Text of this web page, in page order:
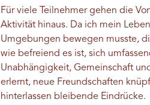
Für viele Teilnehmer gehen die
Aktivität hinaus. Da ich mein
Umgebungen bewegen musste,
wie befreiend es ist, sich
Unabhängigkeit, Gemeinschaft
erlernt, neue Freundschaften
hinterlassen bleibende Eindrücke.